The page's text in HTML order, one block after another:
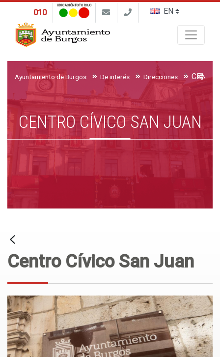
010
UBICACIÓN FOTO ROJO
Ayuntamiento de Burgos De interés Direcciones
CENTRO CÍVICO SAN JUAN
Centro Cívico San Juan